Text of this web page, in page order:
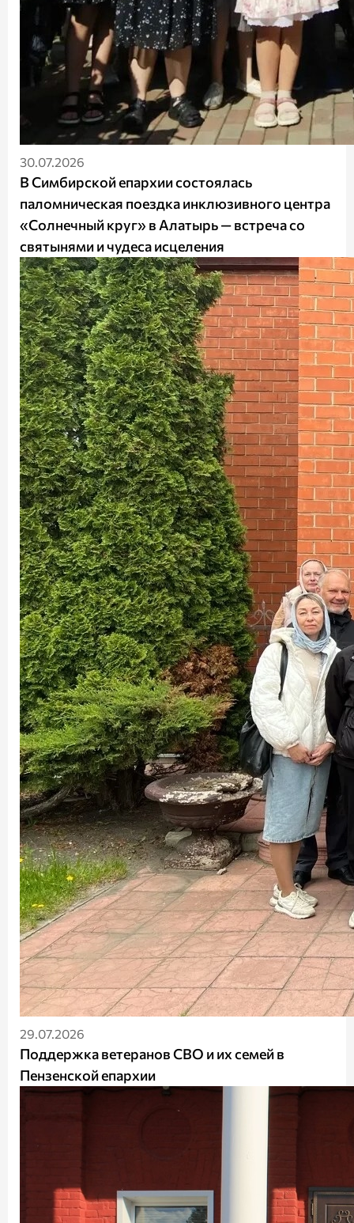
30.07.2026
В Симбирской епархии состоялась
паломническая поездка инклюзивного центра
«Солнечный круг» в Алатырь — встреча со
святынями и чудеса исцеления
29.07.2026
Поддержка ветеранов СВО и их семей в
Пензенской епархии